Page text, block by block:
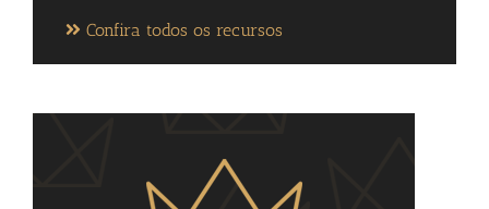
Confira todos os recursos